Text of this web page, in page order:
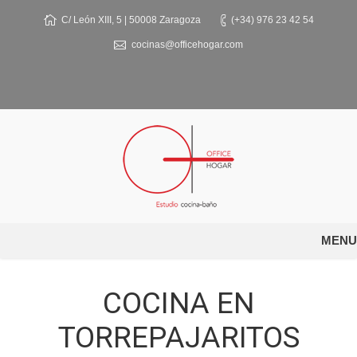
C/ León XIII, 5 | 50008 Zaragoza (+34) 976 23 42 54
cocinas@officehogar.com
MENU
COCINA EN
TORREPAJARITOS